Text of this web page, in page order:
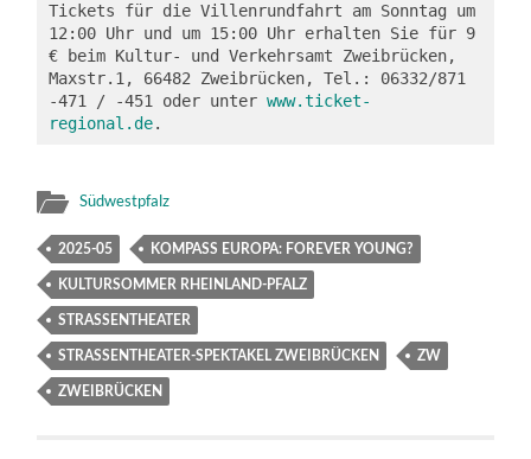
Tickets für die Villenrundfahrt am Sonntag um
12:00 Uhr und um 15:00 Uhr erhalten Sie für 9
€ beim Kultur- und Verkehrsamt Zweibrücken,
Maxstr.1, 66482 Zweibrücken, Tel.: 06332/871
-471 / -451 oder unter www.ticket-
regional.de.
Südwestpfalz
2025-05 KOMPASS EUROPA: FOREVER YOUNG?
KULTURSOMMER RHEINLAND-PFALZ
STRASSENTHEATER
STRASSENTHEATER-SPEKTAKEL ZWEIBRÜCKEN ZW
ZWEIBRÜCKEN